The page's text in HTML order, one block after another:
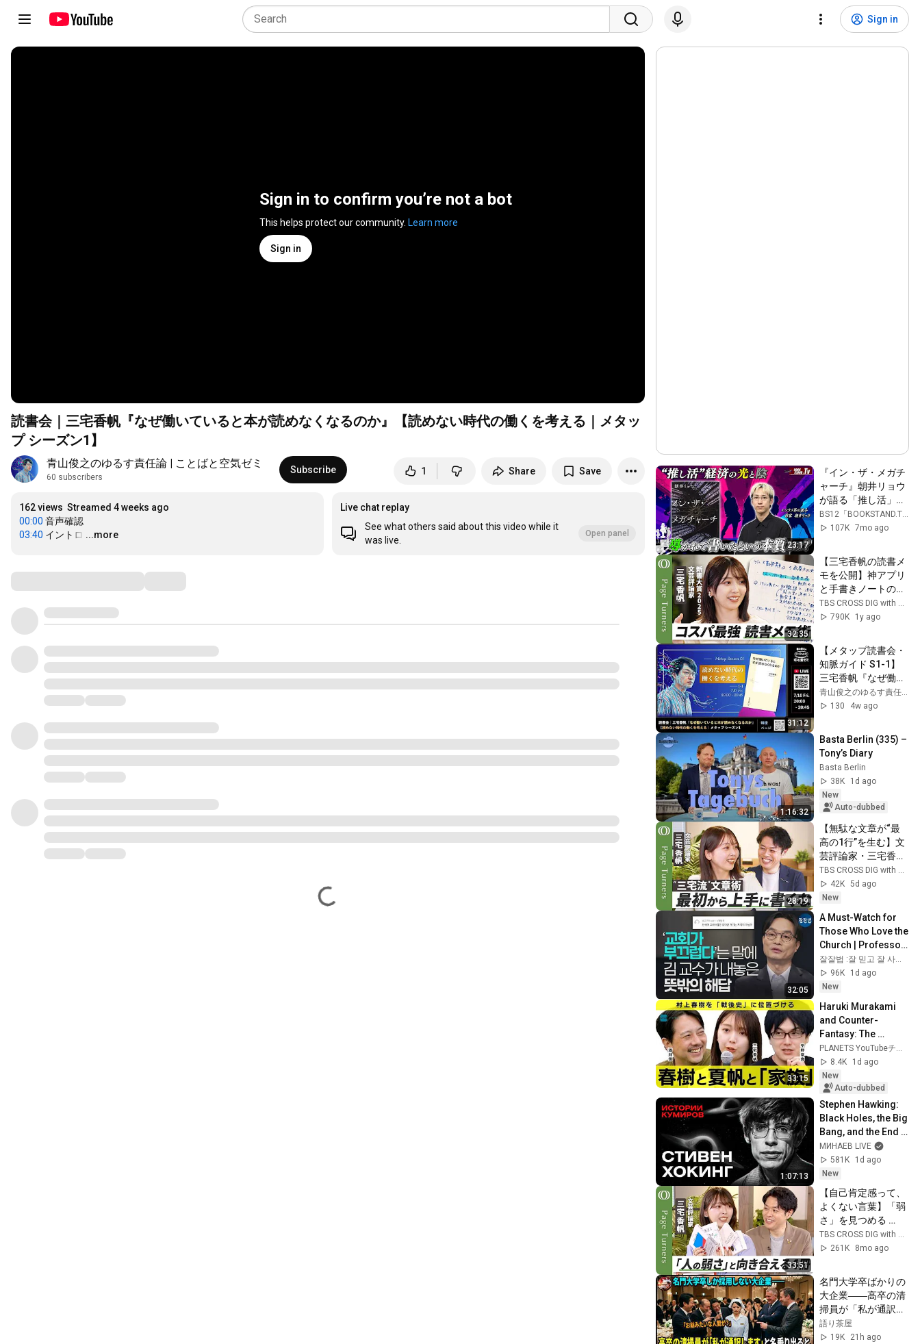
Sign in
Sign in to confirm you’re not a bot
This helps protect our community. Learn more
Sign in
読書会｜三宅香帆『なぜ働いていると本が読めなくなるのか』【読めない時代の働くを考える｜メタッ
プ シーズン1】
青山俊之のゆるす責任論 | ことばと空気ゼミ
60 subscribers
Subscribe 1 Share Save
162 views Streamed 4 weeks ago
00:00
03:40 イントロ …
...more
Live chat replay
See what others said about this video while it
was live.
Open panel
23:17
『イン・ザ・メガチ
ャーチ』朝井リョウ
が語る「推し活」に
人は何を求めている
のか？
BS12「BOOKSTAND.TV」
107K 7mo ago
32:35
【三宅香帆の読書メ
モを公開】神アプリ
と手書きノートの二
刀流／５色で線を引
きまくれ／三宅が1
の書評／すごいアプ
リ「Dynalist」で箇
条書き【Page
Turners】
TBS CROSS DIG with Bloomberg
790K
1y ago
31:12
【メタップ読書会・
知脈ガイド S1-1】
三宅香帆『なぜ働い
ていると本が読めな
くなるのか』解説・
青山俊之のゆるす責任論 | ことばと空気ゼミ
130
4w ago
1:16:32
Basta Berlin (335) –
Tony’s Diary
Basta Berlin
38K
1d ago
New
Auto-dubbed
28:19
【無駄な文章が“最
高の1行”を生む】文
芸評論家・三宅香帆
の執筆の極意を公開
／「書くこと」は最
強の読書ハック／AI
解？／11月12日「後
楽園ホール」で公開
収録【Page
Turners】
42K 5d ago
New
32:05
A Must-Watch for
Those Who Love the
Church | Professor
Kim Hak-chul | Jal-
Jal-Beop Ep. 281
96K
1d ago
New
33:15
Haruki Murakami
and Counter-
Fantasy: The
Imagination
Surrounding
Family and Post-
War Japan (Shin ...
8.4K
1d ago
New
Auto-dubbed
1:07:13
Stephen Hawking:
Black Holes, the Big
Bang, and the End
of the Universe /
Idol Stories /
MINAEV
МИНАЕВ LIVE
581K
1d ago
New
33:51
【自己肯定感って、
よくない言葉】「弱
さ」を見つめる
2025年の４冊セット
／読む量がどっさり
み」／２人のテーマ
は「移動」と「ケ
ア」／テーマの深み
をつかむと、読む量
が一気に増える
TBS CROSS DIG with Bloomberg
261K
8mo ago
名門大学卒ばかりの
大企業――高卒の清
掃員が「私が通訳い
たします」と財閥会
長に告げた瞬間、全
語り茶屋
19K
21h ago